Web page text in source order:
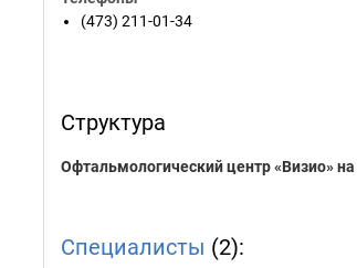
(473) 211-01-34
Структура
Офтальмологический центр «Визио»
Специалисты (2):